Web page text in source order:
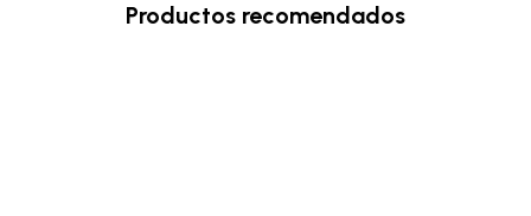
Productos recomendados